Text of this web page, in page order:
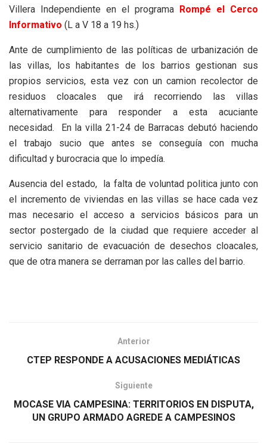
Villera Independiente en el programa Rompé el Cerco
Informativo (L a V 18 a 19 hs.)
Ante de cumplimiento de las políticas de urbanización de
las villas, los habitantes de los barrios gestionan sus
propios servicios, esta vez con un camion recolector de
residuos cloacales que irá recorriendo las villas
alternativamente para responder a esta acuciante
necesidad. En la villa 21-24 de Barracas debutó haciendo
el trabajo sucio que antes se conseguía con mucha
dificultad y burocracia que lo impedía.
Ausencia del estado, la falta de voluntad politica junto con
el incremento de viviendas en las villas se hace cada vez
mas necesario el acceso a servicios básicos para un
sector postergado de la ciudad que requiere acceder al
servicio sanitario de evacuación de desechos cloacales,
que de otra manera se derraman por las calles del barrio.
Anterior
CTEP RESPONDE A ACUSACIONES MEDIÁTICAS
Siguiente
MOCASE VIA CAMPESINA: TERRITORIOS EN DISPUTA,
UN GRUPO ARMADO AGREDE A CAMPESINOS